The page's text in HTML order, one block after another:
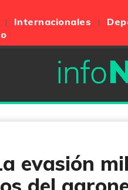
Internacionales
evasión